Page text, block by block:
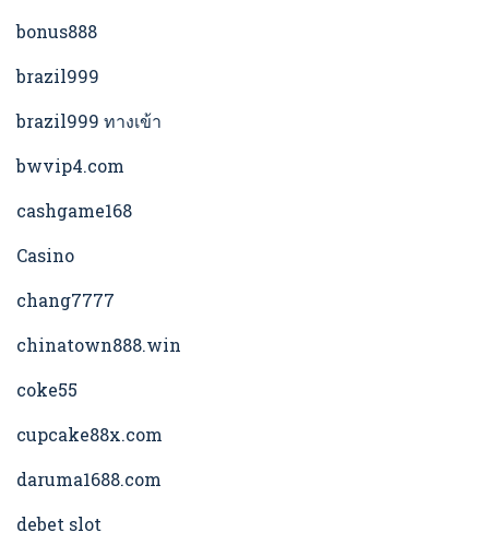
bonus888
brazil999
brazil999 ทางเข้า
bwvip4.com
cashgame168
Casino
chang7777
chinatown888.win
coke55
cupcake88x.com
daruma1688.com
debet slot